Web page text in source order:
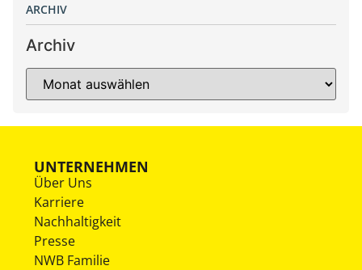
ARCHIV
Archiv
UNTERNEHMEN
Über Uns
Karriere
Nachhaltigkeit
Presse
NWB Familie